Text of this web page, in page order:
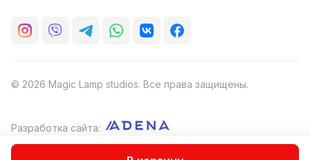
© 2026 Magic Lamp studios. Все права защищены.
Разработка сайта: